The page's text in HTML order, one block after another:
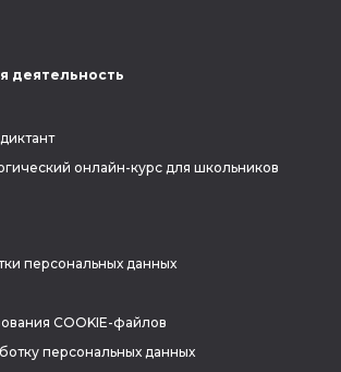
деятельность
онлайн-курс для школьников
персональных данных
COOKIE-файлов
персональных данных